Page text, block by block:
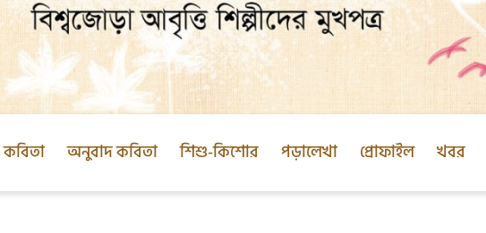
কবিতা অনুবাদ কবিতা শিশু-কিশোর পড়ালেখা প্রোফাইল খবর